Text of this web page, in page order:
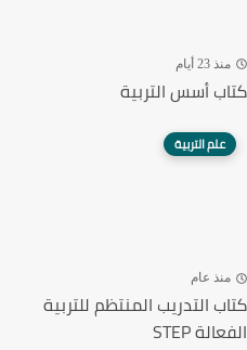
منذ 23 أيام
كتاب أسس التربية
علم التربية
منذ عام
كتاب التدريب المنتظم للتربية
الفعالة STEP